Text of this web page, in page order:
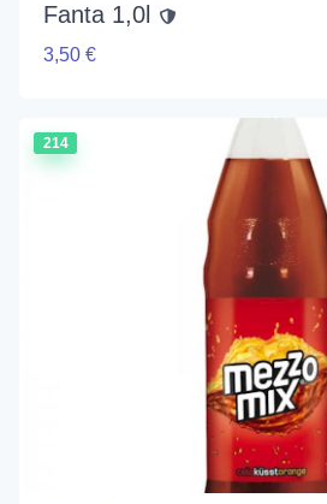
Fanta 1,0l
3,50 €
214